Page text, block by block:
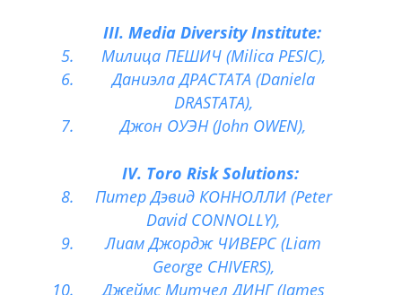
III. Media Diversity Institute:
Милица ПЕШИЧ (Milica PESIC),
Даниэла ДРАСТАТА (Daniela
DRASTATA),
Джон ОУЭН (John OWEN),
IV. Toro Risk Solutions:
Питер Дэвид КОННОЛЛИ (Peter
David CONNOLLY),
Лиам Джордж ЧИВЕРС (Liam
George CHIVERS),
Джеймс Митчел ДИНГ (James